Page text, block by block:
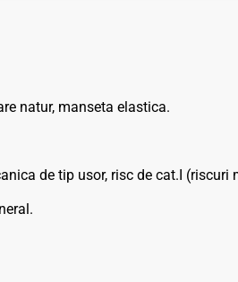
natur, manseta elastica.
de tip usor, risc de cat.I (riscuri